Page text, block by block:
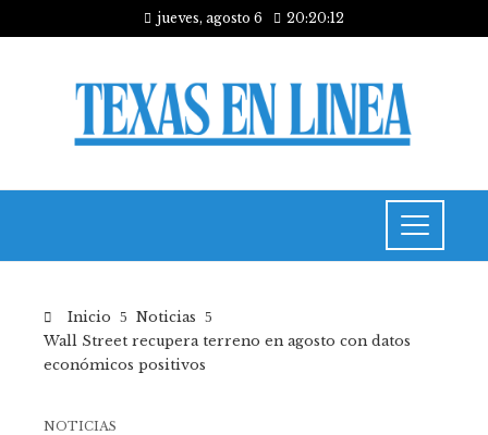
jueves, agosto 6 20:20:12
Inicio
Noticias
Wall Street recupera terreno en agosto con datos
económicos positivos
NOTICIAS